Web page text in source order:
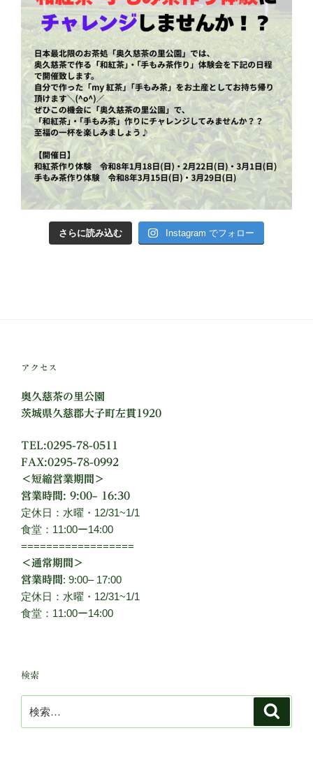
さらに読み込む Instagram でフォロー
アクセス
奥久慈茶の里公園
茨城県久慈郡大子町左貫1920
TEL:0295-78-0511
FAX:0295-78-0992
＜短縮営業期間＞
営業時間: 9:00– 16:30
定休日：水曜・12/31~1/1
食堂：11:00ー14:00
==================
＜通常期間＞
営業時間 : 9:00– 17:00
定休日：水曜・12/31~1/1
食堂：11:00ー14:00
検索
索: